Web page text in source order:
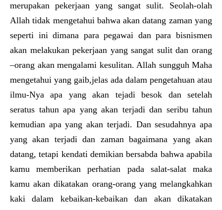
merupakan pekerjaan yang sangat sulit. Seolah-olah
Allah tidak mengetahui bahwa akan datang zaman yang
seperti ini dimana para pegawai dan para bisnismen
akan melakukan pekerjaan yang sangat sulit dan orang
–orang akan mengalami kesulitan. Allah sungguh Maha
mengetahui yang gaib,jelas ada dalam pengetahuan atau
ilmu-Nya apa yang akan tejadi besok dan setelah
seratus tahun apa yang akan terjadi dan seribu tahun
kemudian apa yang akan terjadi. Dan sesudahnya apa
yang akan terjadi dan zaman bagaimana yang akan
datang, tetapi kendati demikian bersabda bahwa apabila
kamu memberikan perhatian pada salat-salat maka
kamu akan dikatakan orang-orang yang melangkahkan
kaki dalam kebaikan-kebaikan dan akan dikatakan